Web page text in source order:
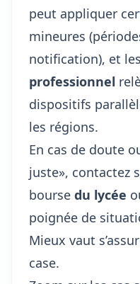
peut appliquer
mineures
notification), et les
professionnel
dispositifs
les régions.
En cas de doute
juste», contactez
bourse du lycée
poignée de
Mieux vaut
case.